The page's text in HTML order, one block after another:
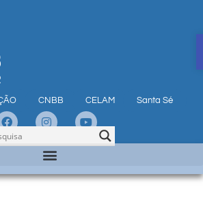
CNBB CELAM Santa Sé